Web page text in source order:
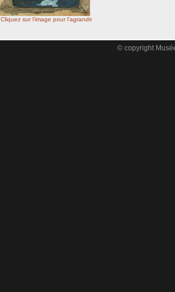
Cliquez sur l'image pour l'agrandir
© copyright